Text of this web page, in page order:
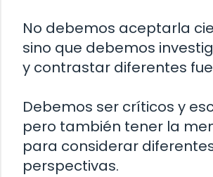
No debemos aceptarla
sino que debemos
y contrastar diferentes
Debemos ser críticos y
pero también tener la
para considerar
perspectivas.